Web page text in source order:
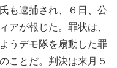
も逮捕され、６日、公
アが報じた。罪状は、
うデモ隊を扇動した罪
ことだ。判決は来月５